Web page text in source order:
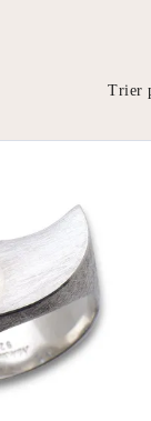
Trier